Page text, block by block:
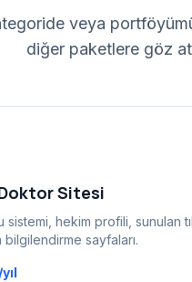
veya
diğer paketlere göz
Sitesi
sistemi, hekim profili, sunulan
bilgilendirme sayfaları.